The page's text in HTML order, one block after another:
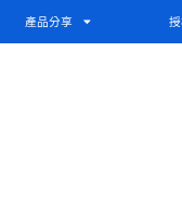
產品分享